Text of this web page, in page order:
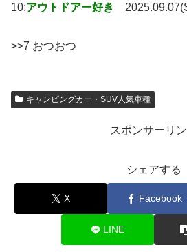
10:アウトドアー好き
>>7 おつおつ
キャンピングカー・SUV人気車種
スポンサーリ
シェアする
X Facebook
LINE